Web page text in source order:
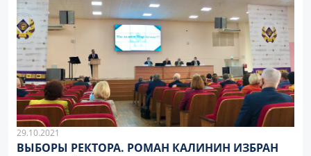
29.10.2021
ВЫБОРЫ РЕКТОРА. РОМАН КАЛИНИН ИЗБРАН